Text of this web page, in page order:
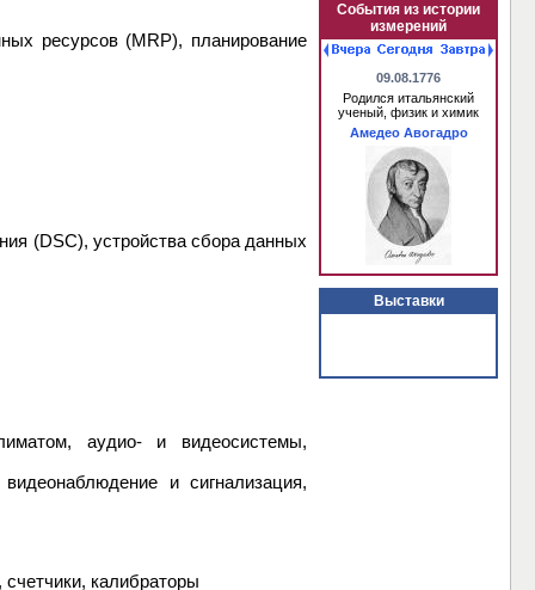
ресурсов (MRP), планирование
(DSC), устройства сбора данных
аудио- и видеосистемы,
и сигнализация,
калибраторы
События из истории
измерений
09.08.1776
Родился итальянский
ученый, физик и химик
Амедео Авогадро
Выставки